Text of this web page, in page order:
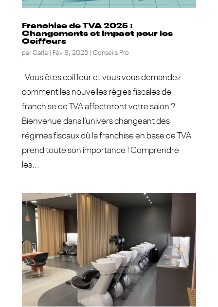
Franchise de TVA 2025 :
Changements et Impact pour les
Coiffeurs
par Carla| Fév 8, 2025| Conseils Pro
Vous êtes coiffeur et vous vous demandez
comment les nouvelles règles fiscales de
franchise de TVA affecteront votre salon ?
Bienvenue dans l’univers changeant des
régimes fiscaux où la franchise en base de TVA
prend toute son importance ! Comprendre
les...